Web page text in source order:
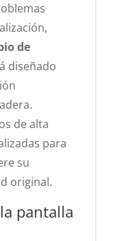
de
diseñado
de alta
para
su
original.
pantalla